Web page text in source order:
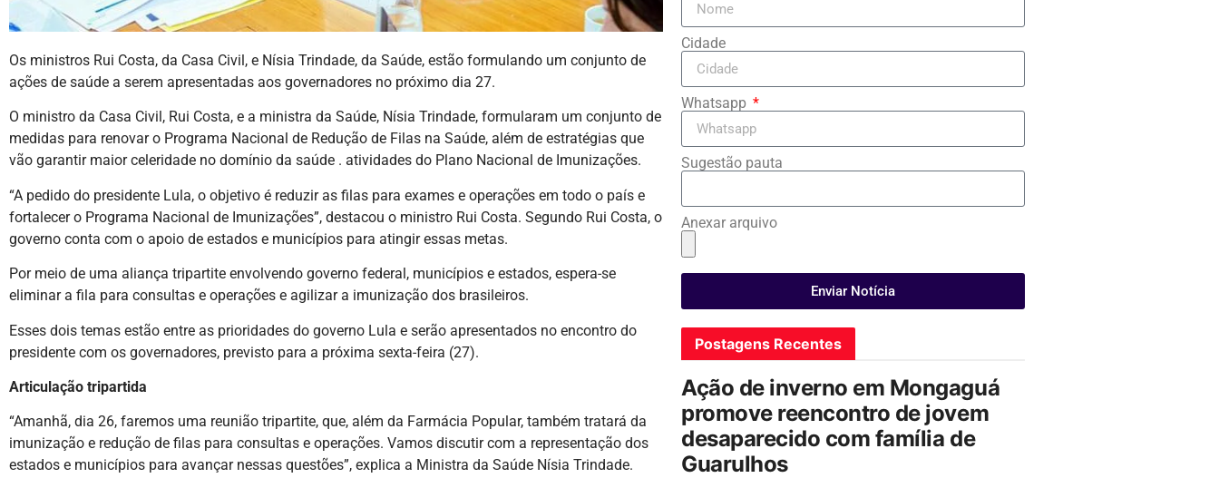
Os ministros Rui Costa, da Casa Civil, e Nísia Trindade, da Saúde, estão formulando um conjunto de
ações de saúde a serem apresentadas aos governadores no próximo dia 27.
O ministro da Casa Civil, Rui Costa, e a ministra da Saúde, Nísia Trindade, formularam um conjunto de
medidas para renovar o Programa Nacional de Redução de Filas na Saúde, além de estratégias que
vão garantir maior celeridade no domínio da saúde . atividades do Plano Nacional de Imunizações.
“A pedido do presidente Lula, o objetivo é reduzir as filas para exames e operações em todo o país e
fortalecer o Programa Nacional de Imunizações”, destacou o ministro Rui Costa. Segundo Rui Costa, o
governo conta com o apoio de estados e municípios para atingir essas metas.
Por meio de uma aliança tripartite envolvendo governo federal, municípios e estados, espera-se
eliminar a fila para consultas e operações e agilizar a imunização dos brasileiros.
Esses dois temas estão entre as prioridades do governo Lula e serão apresentados no encontro do
presidente com os governadores, previsto para a próxima sexta-feira (27).
Articulação tripartida
“Amanhã, dia 26, faremos uma reunião tripartite, que, além da Farmácia Popular, também tratará da
imunização e redução de filas para consultas e operações. Vamos discutir com a representação dos
estados e municípios para avançar nessas questões”, explica a Ministra da Saúde Nísia Trindade.
Cidade
Whatsapp
Sugestão pauta
Anexar arquivo
Enviar Notícia
Postagens Recentes
Ação de inverno em Mongaguá
promove reencontro de jovem
desaparecido com família de
Guarulhos